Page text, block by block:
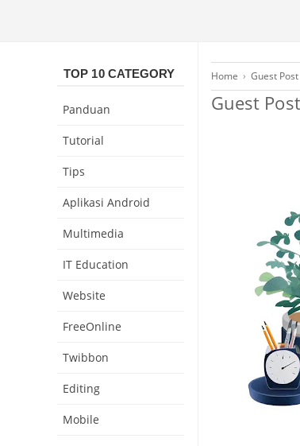
Home › Guest Post
Guest Post
TOP 10 CATEGORY
Panduan
Tutorial
Tips
Aplikasi Android
Multimedia
IT Education
Website
FreeOnline
Twibbon
Editing
Mobile